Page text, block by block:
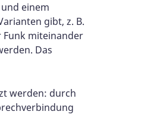
einem
gibt, z. B.
Funk miteinander
Das
werden: durch